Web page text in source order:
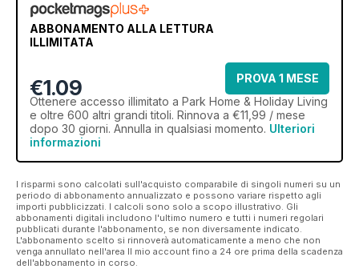
ABBONAMENTO ALLA LETTURA
ILLIMITATA
€1.09
PROVA 1 MESE
Ottenere accesso illimitato a Park Home & Holiday Living
e oltre 600 altri grandi titoli. Rinnova a €11,99 / mese
dopo 30 giorni. Annulla in qualsiasi momento. Ulteriori
informazioni
I risparmi sono calcolati sull'acquisto comparabile di singoli numeri su un
periodo di abbonamento annualizzato e possono variare rispetto agli
importi pubblicizzati. I calcoli sono solo a scopo illustrativo. Gli
abbonamenti digitali includono l'ultimo numero e tutti i numeri regolari
pubblicati durante l'abbonamento, se non diversamente indicato.
L'abbonamento scelto si rinnoverà automaticamente a meno che non
venga annullato nell'area Il mio account fino a 24 ore prima della scadenza
dell'abbonamento in corso.